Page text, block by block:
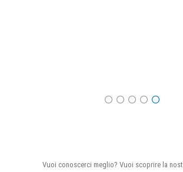
Vuoi conoscerci meglio? Vuoi scoprire la